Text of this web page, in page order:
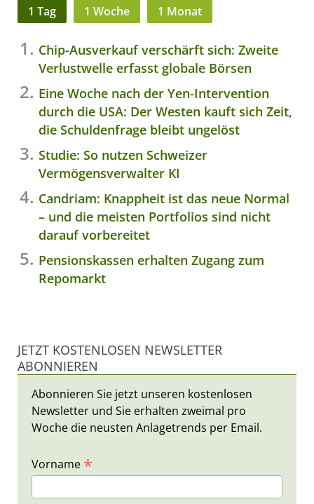
1 Tag 1 Woche 1 Monat
Chip-Ausverkauf verschärft sich: Zweite
Verlustwelle erfasst globale Börsen
Eine Woche nach der Yen-Intervention
durch die USA: Der Westen kauft sich Zeit,
die Schuldenfrage bleibt ungelöst
Studie: So nutzen Schweizer
Vermögensverwalter KI
Candriam: Knappheit ist das neue Normal
– und die meisten Portfolios sind nicht
darauf vorbereitet
Pensionskassen erhalten Zugang zum
Repomarkt
JETZT KOSTENLOSEN NEWSLETTER
ABONNIEREN
Abonnieren Sie jetzt unseren kostenlosen
Newsletter und Sie erhalten zweimal pro
Woche die neusten Anlagetrends per Email.
Vorname *